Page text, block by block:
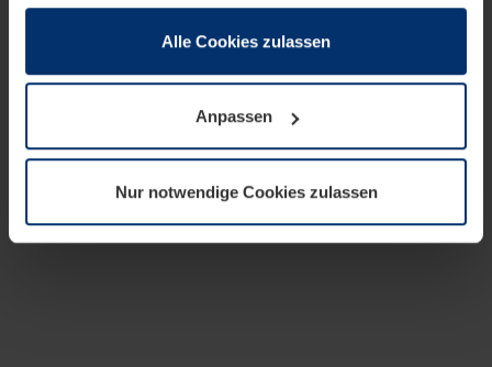
sie im Rahmen Ihrer Nutzung der Dienste gesammelt
wenn diese für den Betrieb dieser Seite unbedingt
notwendig sind. Für alle anderen Cookie-Typen benötigen
wir Ihre Erlaubnis. Ihre Einwilligung können Sie jederzeit
Datenschutzerklärungunserer Website ändern oder
widerrufen.
Alle Cookies zulassen
Anpassen
Nur notwendige Cookies zulassen